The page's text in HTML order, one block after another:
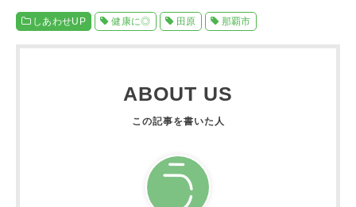
しあわせUP 健康に◎ 田原 那覇市
ABOUT US